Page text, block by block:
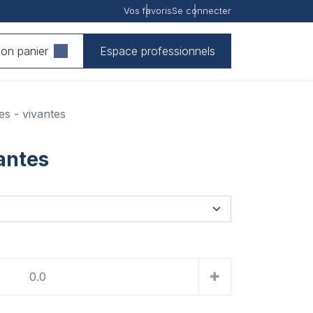
Vos favorisSe connecter
panier Espace professionnels
- vivantes